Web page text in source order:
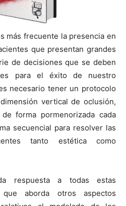
más frecuente la presencia en
que presentan grandes
de decisiones que se deben
para el éxito de nuestro
necesario tener un protocolo
vertical de oclusión,
forma pormenorizada cada
secuencial para resolver las
tanto estética como
respuesta a todas estas
aborda otros aspectos